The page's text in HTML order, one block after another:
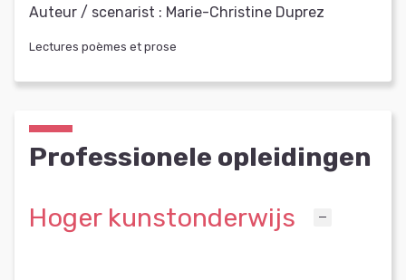
Auteur / scenarist : Marie-Christine Duprez
Lectures poèmes et prose
Professionele opleidingen
Hoger kunstonderwijs